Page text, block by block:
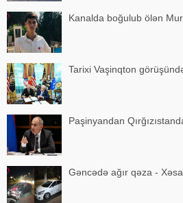
Kanalda boğulub ölən
Tarixi Vaşinqton
Paşinyandan
Gəncədə ağır qəza -